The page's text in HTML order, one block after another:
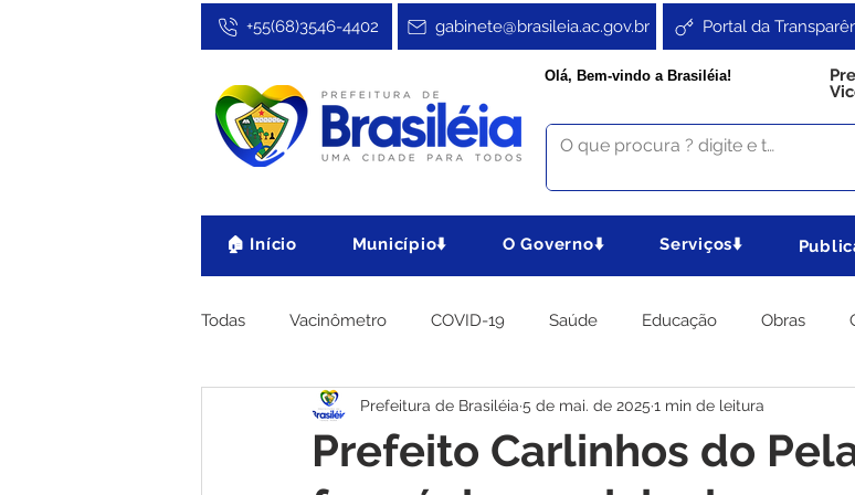
Portal da
gabinete@brasileia.ac.gov.br
+55(68)3546-4402
Olá, Bem-vindo a Brasiléia!
🏠 Início Município⬇️ O Governo⬇️ Serviços⬇️
Todas Vacinômetro COVID-19 Saúde Educação Obras
Cultura, Festa e Esporte No Gabinete Agricultura e Produção
Prefeito Carlinhos do
Prefeitura de Brasiléia 5 de mai. de 2025 1 min de leitura